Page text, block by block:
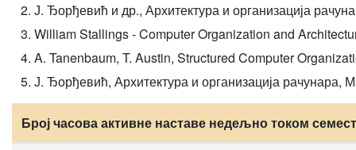
Ј. Ђорђевић и др., Архитектура и организација
William Stallings - Computer Organization and
A. Tanenbaum, T. Austin, Structured Computer
Ј. Ђорђевић, Архитектура и организација рачунара,
Број часова активне наставе недељно током